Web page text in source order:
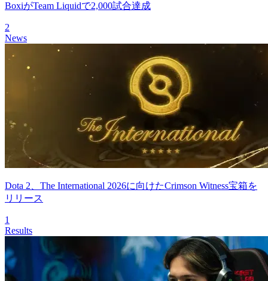
BoxiがTeam Liquidで2,000試合達成
2
News
Dota 2、The International 2026に向けたCrimson Witness宝箱を
リリース
1
Results